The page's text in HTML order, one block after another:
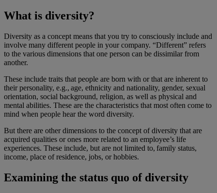
What is diversity?
Diversity as a concept means that you try to consciously include and
involve many different people in your company. “Different” refers
to the various dimensions that one person can be dissimilar from
another.
These include traits that people are born with or that are inherent to
their personality, e.g., age, ethnicity and nationality, gender, sexual
orientation, social background, religion, as well as physical and
mental abilities. These are the characteristics that most often come to
mind when people hear the word diversity.
But there are other dimensions to the concept of diversity that are
acquired qualities or ones more related to an employee’s life
experiences. These include, but are not limited to, family status,
income, place of residence, jobs, or hobbies.
Examining the status quo of diversity